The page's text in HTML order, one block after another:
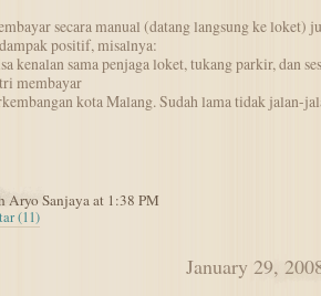
secara manual (datang langsung ke loket)
positif, misalnya:
kenalan sama penjaga loket, tukang parkir, dan
membayar
kota Malang. Sudah lama tidak jalan-
Aryo Sanjaya at 1:38 PM
(11)
January 29,